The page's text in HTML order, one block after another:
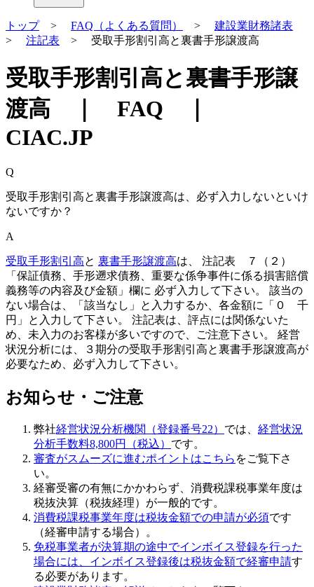
トップ> FAQ（よくある質問） > 建設業財務諸表
> 注記表 > 受取手形割引高と裏書手形譲渡高
受取手形割引高と裏書手形譲
渡高 ｜ FAQ ｜
CIAC.JP
Q
受取手形割引高と裏書手形譲渡高は、必ず入力しないといけ
ないですか？
A
受取手形割引高と 裏書手形譲渡高は、 注記表 ７（２）
「保証債務、手形遡求債務、重要な係争事件に係る損害賠償
義務等の内容及び金額」欄に 必ず入力して下さい。 該当の
ない場合は、「該当なし」と入力するか、各金額に「０ 千
円」と入力して下さい。 注記表は、評点には関係ないた
め、未入力のお客様が多いですので、ご注意下さい。 経営
状況分析には、
３期分の受取手形割引高と裏書手形譲渡高が
必要なため、必ず入力して下さい。
お知らせ・ご注意
弊社経営状況分析機関（登録番号22） では、 経営状況
分析手数料8,800円（税込） です。
審査がスムーズに進むポイントはこちら をご覧下さ
い。
経審受審の有無にかかわらず、消費税課税事業年度は
税抜決算（税抜経理）が一般的です。
消費税課税事業年度は税抜金額での申請が必須です
（経審申請する場合）。
免税事業者が決算期の途中でインボイス登録を行った
場合には、インボイス登録後は税抜金額で経審申請す
る必要があります。